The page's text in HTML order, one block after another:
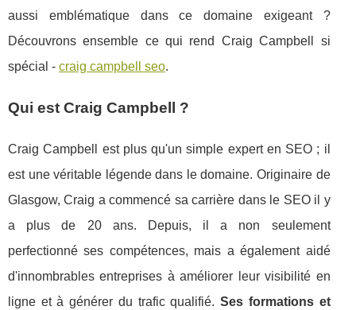
aussi emblématique dans ce domaine exigeant ?
Découvrons ensemble ce qui rend Craig Campbell si
spécial - craig campbell seo.
Qui est Craig Campbell ?
Craig Campbell est plus qu'un simple expert en SEO ; il
est une véritable légende dans le domaine. Originaire de
Glasgow, Craig a commencé sa carrière dans le SEO il y
a plus de 20 ans. Depuis, il a non seulement
perfectionné ses compétences, mais a également aidé
d'innombrables entreprises à améliorer leur visibilité en
ligne et à générer du trafic qualifié.Ses formations et